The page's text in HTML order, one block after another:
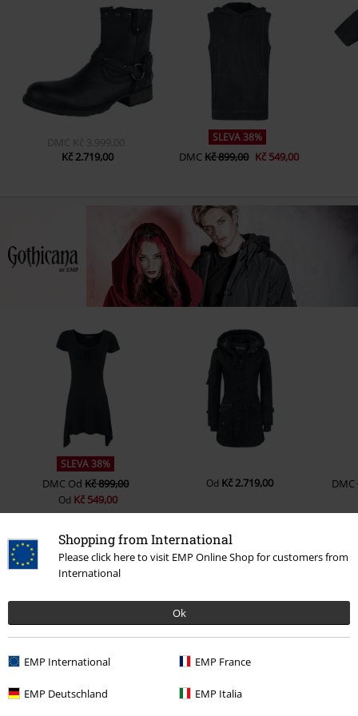
Shopping from International
Please click here to visit EMP Online Shop for customers from
International
Ok
EMP International EMP France
EMP Deutschland EMP Italia
DMC Kč 3.999,00
Kč 2.719,00
SLEVA 38%
DMCKč 899,00 Kč 549,00
SLEVA 38%
DMC OdKč 899,00
Od Kč 549,00
Od Kč 2.719,00 DMC
0 Hodnocení
Podělte se o váš názor "Dvoubarevné džíny Pete".